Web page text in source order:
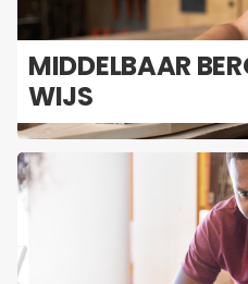
MID­DEL­BAAR
WIJS